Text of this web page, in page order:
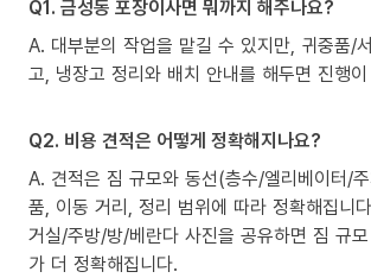
Q1. 금성동 포장이사면 뭐까지 해주나요?
A. 대부분의 작업을 맡길 수 있지만, 귀중품/
고, 냉장고 정리와 배치 안내를 해두면 진행
Q2. 비용 견적은 어떻게 정확해지나요?
A. 견적은 짐 규모와 동선(층수/엘리베이터/
품, 이동 거리, 정리 범위에 따라 정확해집니
거실/주방/방/베란다 사진을 공유하면 짐 규
가 더 정확해집니다.